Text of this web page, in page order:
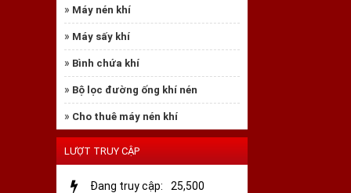
❅
» Máy nén khí
» Máy sấy khí
» Bình chứa khí
» Bộ lọc đường ống khí nén
» Cho thuê máy nén khí
LƯỢT TRUY CẬP
Đang truy cập:
25,500